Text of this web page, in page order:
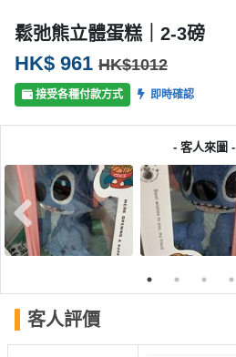
類
P
R
o
o
到
會
活
搞
P
t
y
活
動
活
會
鬆弛熊立體蛋糕｜2-3磅
HK$ 961 HK$1012
接受各種付款方式 即時確認
- 客人來圖 -
客人評價